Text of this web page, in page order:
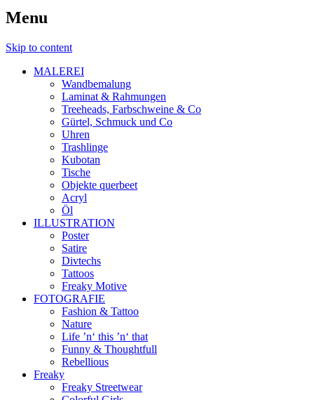
Menu
Skip to content
MALEREI
Wandbemalung
Laminat & Rahmungen
Treeheads, Farbschweine & Co
Gürtel, Schmuck und Co
Uhren
Trashlinge
Kubotan
Tische
Objekte querbeet
Acryl
Öl
ILLUSTRATION
Poster
Satire
Divtechs
Tattoos
Freaky Motive
FOTOGRAFIE
Fashion & Tattoo
Nature
Life ’n‘ this ’n‘ that
Funny & Thoughtfull
Rebellious
Freaky
Freaky Streetwear